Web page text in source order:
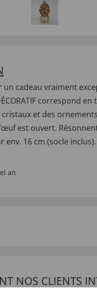
cadeau vraiment
correspond
et des
est ouvert.
env. 16 cm (socle
an
NOS CLIENTS